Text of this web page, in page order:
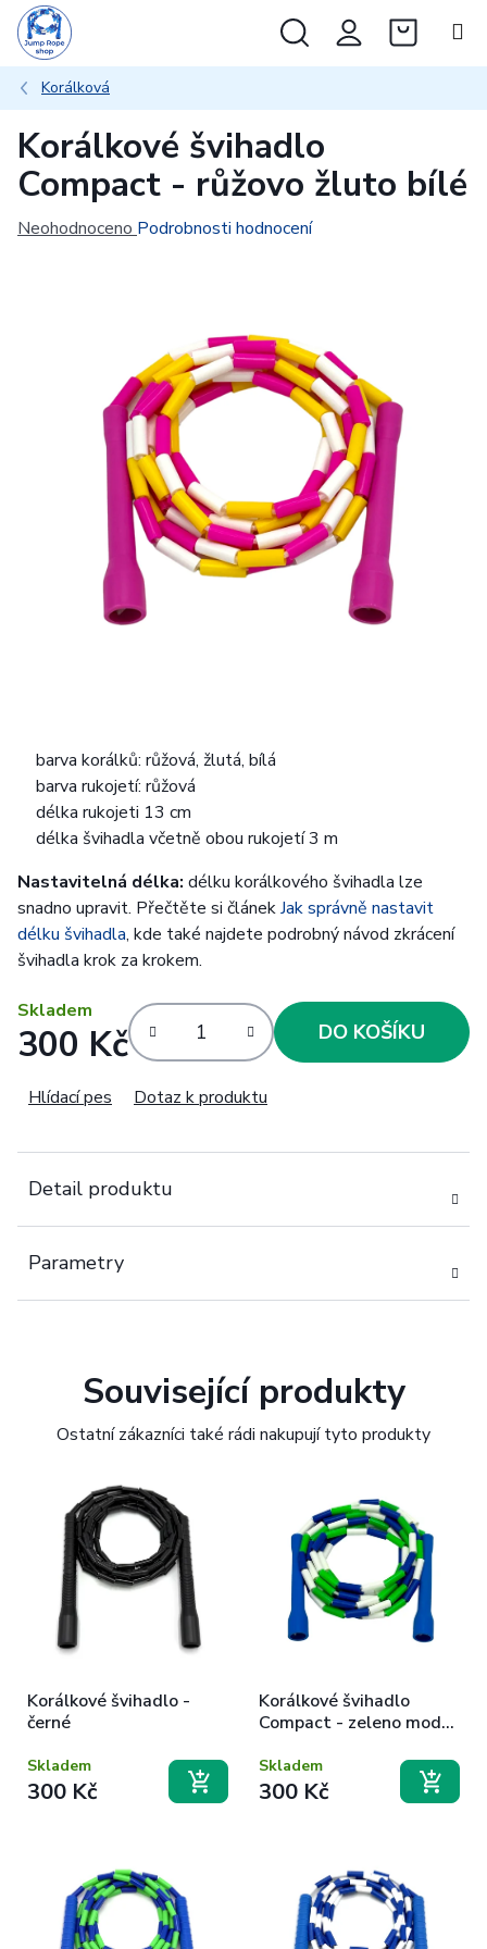
Přejít
obsah
Hledat
KOŠÍK
Korálková
barva korálků: růžová, žlutá, bílá
barva rukojetí: růžová
délka rukojeti 13 cm
délka švihadla včetně obou rukojetí 3 m
Nastavitelná délka: délku korálkového švihadla lze
snadno upravit. Přečtěte si článekJak správně nastavit
délku švihadla, kde také najdete podrobný návod zkrácení
švihadla krok za krokem.
Skladem
300 Kč DO KOŠÍKU
Dotaz k produktu
Hlídací pes
Korálkové švihadlo
Compact - růžovo žluto bílé
Průměrné
Neohodnoceno Podrobnosti hodnocení
Detail produktu
Parametry
Související produkty
Ostatní zákazníci také rádi nakupují tyto produkty
Korálkové švihadlo -
černé
300 Kč
Skladem
Korálkové švihadlo
Compact - zeleno modro
300 Kč
Skladem